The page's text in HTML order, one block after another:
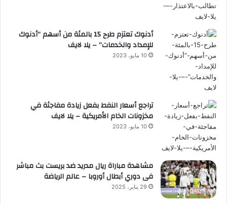
أدنوك تعتزم طرح 15 بالمئة من أسهم “أدنوك
للإمداد والخدمات” – يلا لايف
10 مايو، 2023
تراجع أسعار النفط بفعل زيادة مفاجئة في
مخزونات الخام الأمريكية – يلا لايف
10 مايو، 2023
مشاهدة مباراة ريال مدريد ضد بريست بث مباشر
فى دوري أبطال أوروبا – عالم الرياضة
29 يناير، 2025